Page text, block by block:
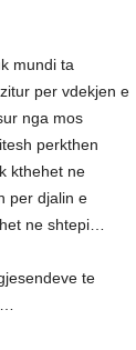
mundi ta
per vdekjen e
nga mos
perkthen
kthehet ne
per djalin e
ne shtepi…
te